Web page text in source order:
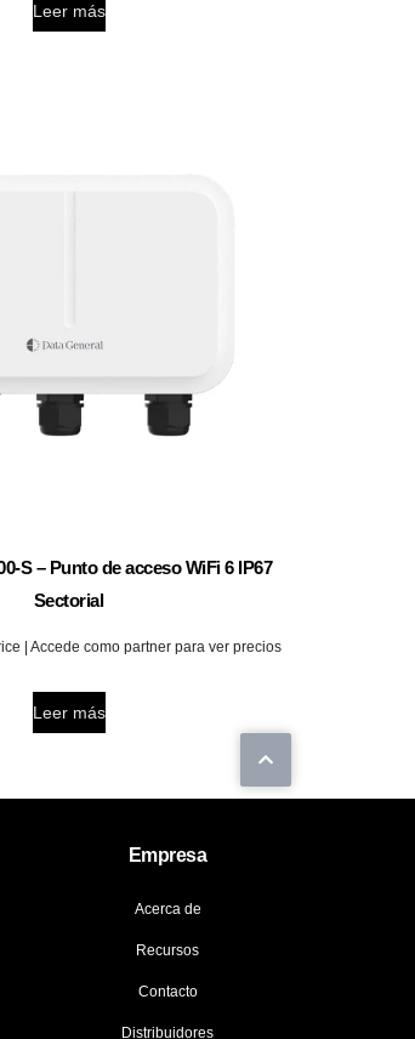
Leer más
S – Punto de acceso WiFi 6 IP67
Sectorial
| Accede como partner para ver precios
Leer más
Empresa
Acerca de
Recursos
Contacto
Distribuidores